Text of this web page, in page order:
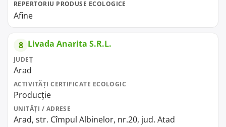
REPERTORIU PRODUSE ECOLOGICE
Afine
8 Livada Anarita S.R.L.
JUDEȚ
Arad
ACTIVITĂȚI CERTIFICATE ECOLOGIC
Producție
UNITĂȚI / ADRESE
Arad, str. Cîmpul Albinelor, nr.20, jud. Atad